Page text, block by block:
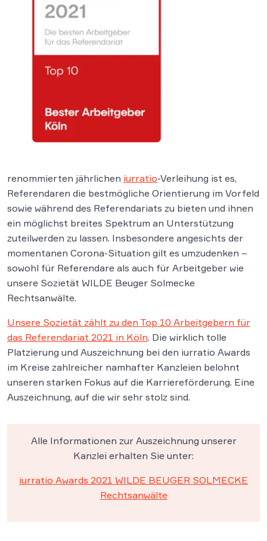
renommierten jährlichen iurratio-Verleihung ist es,
Referendaren die bestmögliche Orientierung im Vorfeld
sowie während des Referendariats zu bieten und ihnen
ein möglichst breites Spektrum an Unterstützung
zuteilwerden zu lassen. Insbesondere angesichts der
momentanen Corona-Situation gilt es umzudenken –
sowohl für Referendare als auch für Arbeitgeber wie
unsere Sozietät WILDE Beuger Solmecke
Rechtsanwälte.
Unsere Sozietät zählt zu den Top 10 Arbeitgebern für
das Referendariat 2021 in Köln. Die wirklich tolle
Platzierung und Auszeichnung bei den iurratio Awards
im Kreise zahlreicher namhafter Kanzleien belohnt
unseren starken Fokus auf die Karriereförderung. Eine
Auszeichnung, auf die wir sehr stolz sind.
Alle Informationen zur Auszeichnung unserer
Kanzlei erhalten Sie unter:
iurratio Awards 2021 WILDE BEUGER SOLMECKE
Rechtsanwälte